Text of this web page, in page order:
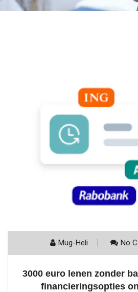
Mug-Heli No
3000 euro lenen zonder
financieringsopties